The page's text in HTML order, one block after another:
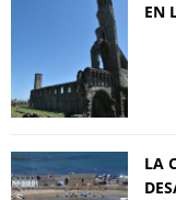
EN
LA